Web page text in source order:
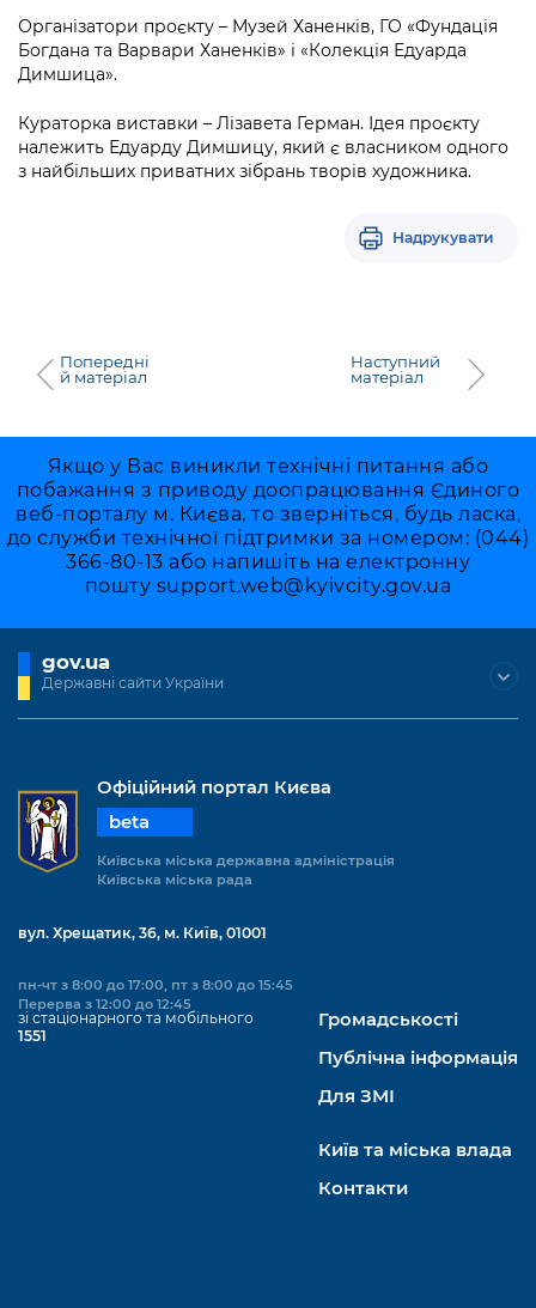
Організатори проєкту – Музей Ханенків, ГО «Фундація
Богдана та Варвари Ханенків» і «Колекція Едуарда
Димшица».
Кураторка виставки – Лізавета Герман. Ідея проєкту
належить Едуарду Димшицу, який є власником одного
з найбільших приватних зібрань творів художника.
Надрукувати
Попередні
й матеріал
Наступний
матеріал
Якщо у Вас виникли технічні питання або
побажання з приводу доопрацювання Єдиного
веб-порталу м. Києва, то зверніться, будь ласка,
до служби технічної підтримки за номером: (044)
366-80-13 або напишіть на електронну
пошту support.web@kyivcity.gov.ua
gov.ua
Державні сайти України
Офіційний портал Києва
beta
Київська міська державна адміністрація
Київська міська рада
вул. Хрещатик, 36, м. Київ, 01001
пн-чт з 8:00 до 17:00, пт з 8:00 до 15:45
Перерва з 12:00 до 12:45
зі стаціонарного та мобільного
1551
Громадськості
Публічна інформація
Для ЗМІ
Київ та міська влада
Контакти